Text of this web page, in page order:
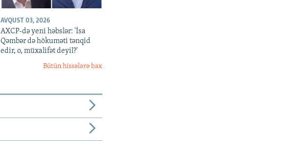
AVQUST 03, 2026
AXCP-də yeni həbslər: 'İsa
Qəmbər də hökuməti tənqid
edir, o, müxalifət deyil?'
Bütün hissələrə bax